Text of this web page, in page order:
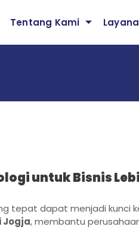
Tentang Kami
untuk Bisnis
tepat dapat menjadi kunci
Jogja, membantu